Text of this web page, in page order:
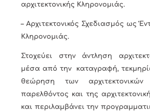
αρχιτεκτονικής Κληρονομιάς.
– Αρχιτεκτονικός Σχεδιασμός ως
Κληρονομιάς.
Στοχεύει στην άντληση
μέσα από την καταγραφή,
θεώρηση των
παρελθόντος και της
και περιλαμβάνει την